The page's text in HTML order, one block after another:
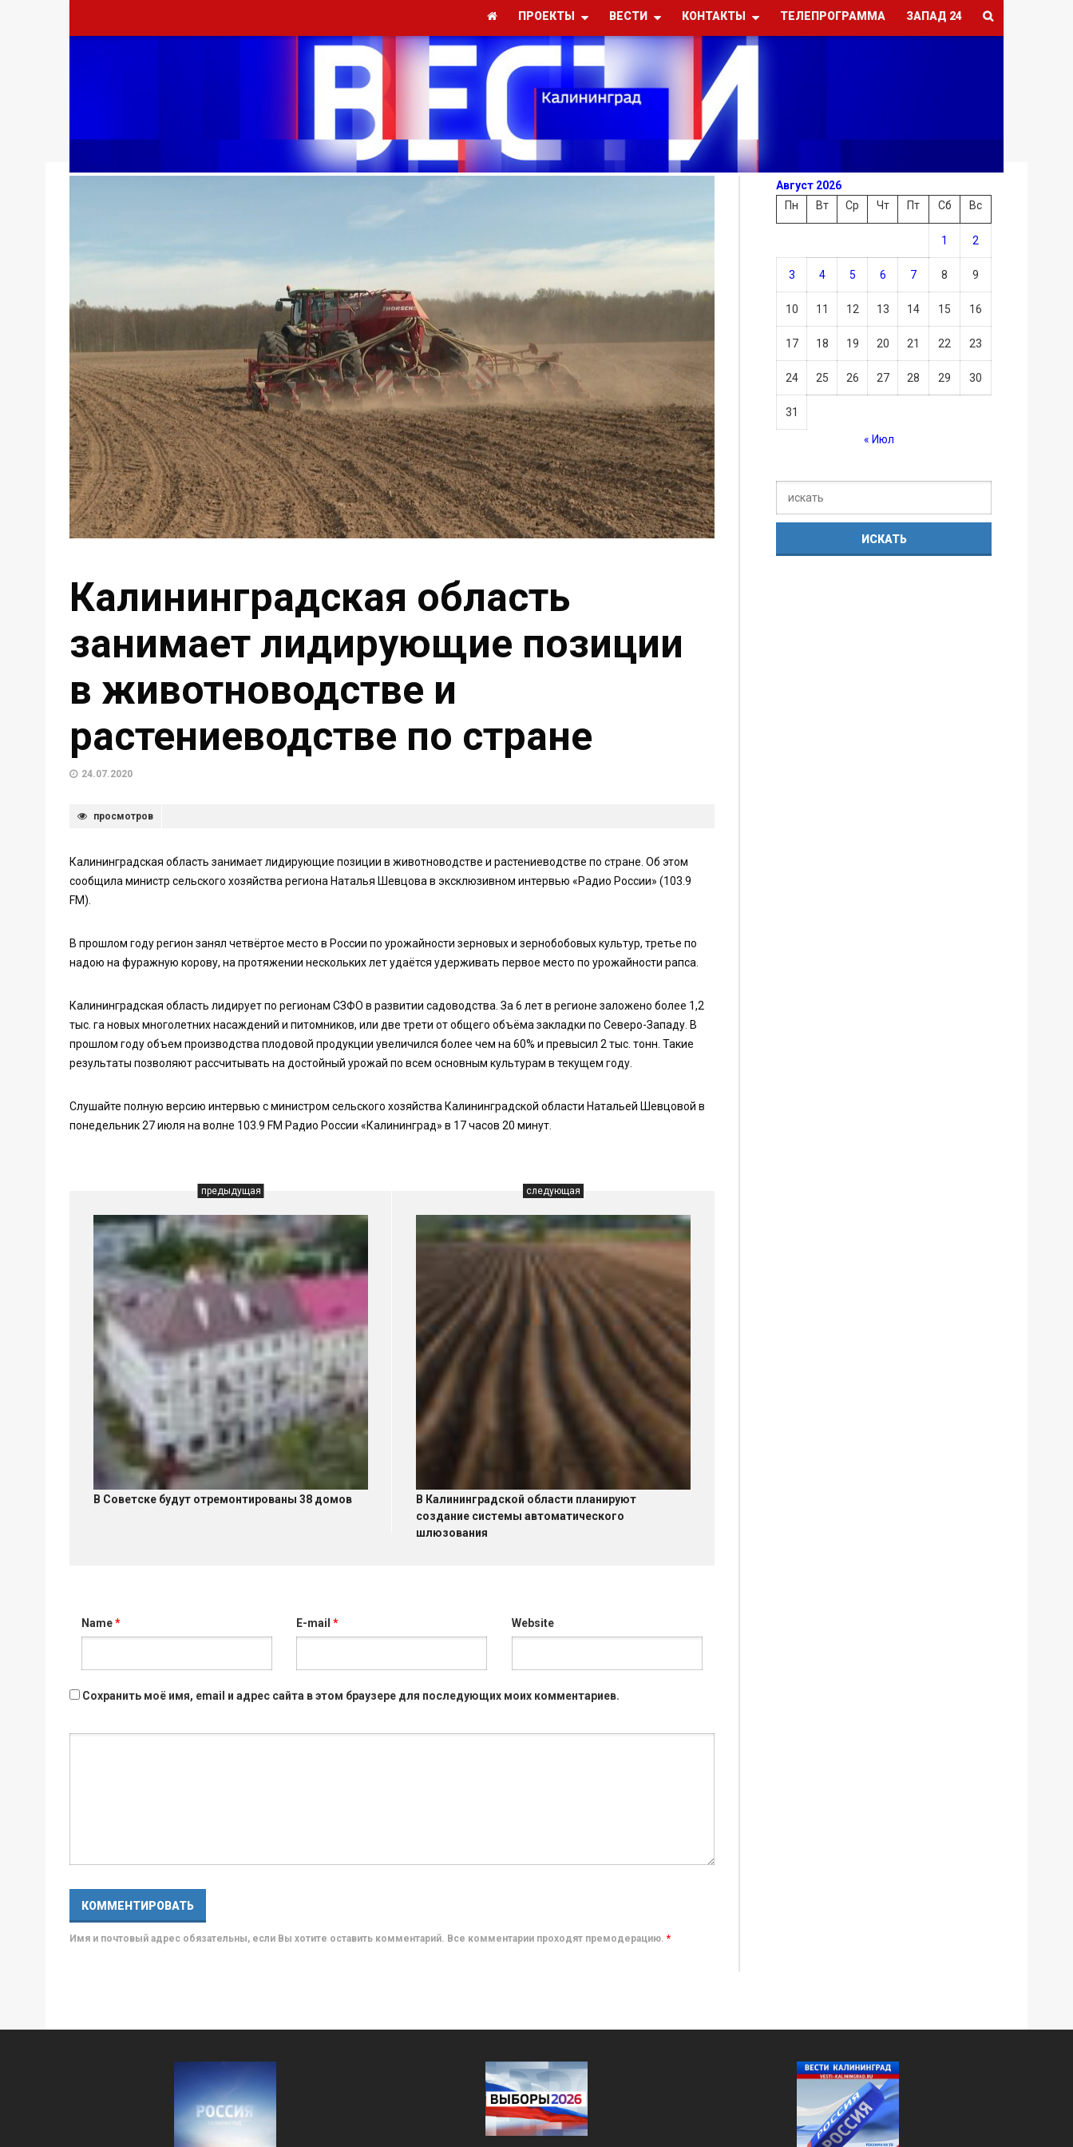
ПРОЕКТЫ ВЕСТИ КОНТАКТЫ ТЕЛЕПРОГРАММА ЗАПАД 24
Калининградская область
занимает лидирующие позиции
в животноводстве и
растениеводстве по стране
24.07.2020
просмотров
Калининградская область занимает лидирующие позиции в животноводстве и растениеводстве по стране. Об этом
сообщила министр сельского хозяйства региона Наталья Шевцова в эксклюзивном интервью «Радио России» (103.9
FM).
В прошлом году регион занял четвёртое место в России по урожайности зерновых и зернобобовых культур, третье по
надою на фуражную корову, на протяжении нескольких лет удаётся удерживать первое место по урожайности рапса.
Калининградская область лидирует по регионам СЗФО в развитии садоводства. За 6 лет в регионе заложено более 1,2
тыс. га новых многолетних насаждений и питомников, или две трети от общего объёма закладки по Северо-Западу. В
прошлом году объем производства плодовой продукции увеличился более чем на 60% и превысил 2 тыс. тонн. Такие
результаты позволяют рассчитывать на достойный урожай по всем основным культурам в текущем году.
Слушайте полную версию интервью с министром сельского хозяйства Калининградской области Натальей Шевцовой в
понедельник 27 июля на волне 103.9 FM Радио России «Калининград» в 17 часов 20 минут.
предыдущая
В Советске будут отремонтированы 38 домов
следующая
В Калининградской области планируют
создание системы автоматического
шлюзования
Name* E-mail* Website
Сохранить моё имя, email и адрес сайта в этом браузере для последующих моих комментариев.
Имя и почтовый адрес обязательны, если Вы хотите оставить комментарий. Все комментарии проходят премодерацию. *
Август 2026
Пн
Вт Ср Чт Пт Сб Вс
1 2
3 4 5 6 7 8 9
10 11 12 13 14 15 16
17 18 19 20 21 22 23
24 25 26 27 28 29 30
31
« Июл